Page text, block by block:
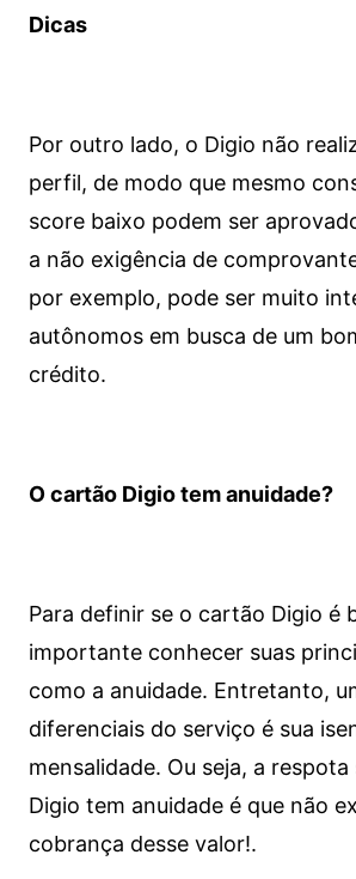
Dicas
Por outro lado, o Digio não
perfil, de modo que mesmo
score baixo podem ser
a não exigência de
por exemplo, pode ser muito
autônomos em busca de um
crédito.
O cartão Digio tem anuidade?
Para definir se o cartão Digio é
importante conhecer suas
como a anuidade. Entretanto,
diferenciais do serviço é sua
mensalidade. Ou seja, a
Digio tem anuidade é que não
cobrança desse valor!.